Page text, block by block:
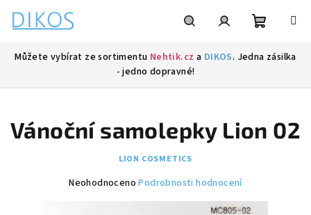
obsah
Můžete vybírat ze sortimentu Nehtik.cz a DIKOS. Jedna zásilka
- jedno dopravné!
Vánoční samolepky Lion 02
LION COSMETICS
Průměrné
Neohodnoceno Podrobnosti hodnocení